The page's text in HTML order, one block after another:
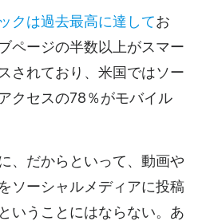
クは過去最高に達してお
ページの半数以上がスマー
されており、米国ではソー
クセスの78％がモバイル
、だからといって、動画や
ソーシャルメディアに投稿
いうことにはならない。あ